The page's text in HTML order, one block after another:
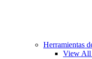
Herramientas
View All